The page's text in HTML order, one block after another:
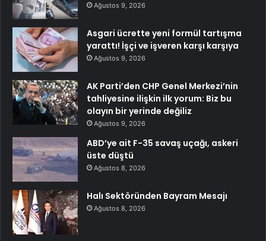
Ağustos 9, 2026
Asgari ücrette yeni formül tartışma
yarattı! İşçi ve işveren karşı karşıya
Ağustos 9, 2026
AK Parti’den CHP Genel Merkezi’nin
tahliyesine ilişkin ilk yorum: Biz bu
olayın bir yerinde değiliz
Ağustos 9, 2026
ABD’ye ait F-35 savaş uçağı, askeri
üste düştü
Ağustos 8, 2026
Halı Sektöründen Bayram Mesajı
Ağustos 8, 2026